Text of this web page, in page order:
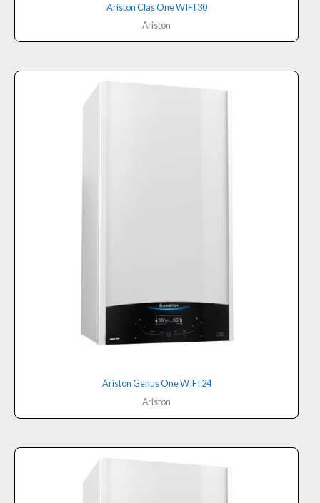
Ariston Clas One WIFI 30
Ariston
Ariston Genus One WIFI 24
Ariston